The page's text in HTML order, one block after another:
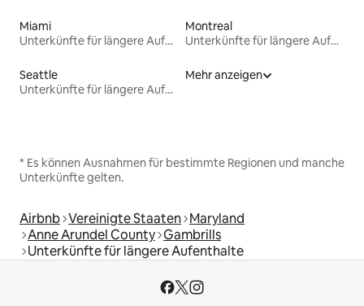
Miami
Unterkünfte für längere Aufenthalte
Montreal
Unterkünfte für längere Aufenthalte
Seattle
Unterkünfte für längere Aufenthalte
Mehr anzeigen
* Es können Ausnahmen für bestimmte Regionen und manche
Unterkünfte gelten.
Airbnb Vereinigte Staaten Maryland
Anne Arundel County Gambrills
Unterkünfte für längere Aufenthalte